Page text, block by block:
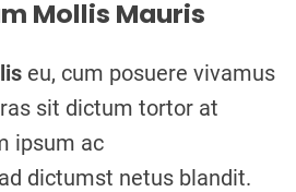
Mollis Mauris
eu, cum posuere vivamus
sit dictum tortor at
ipsum ac
ad dictumst netus blandit.